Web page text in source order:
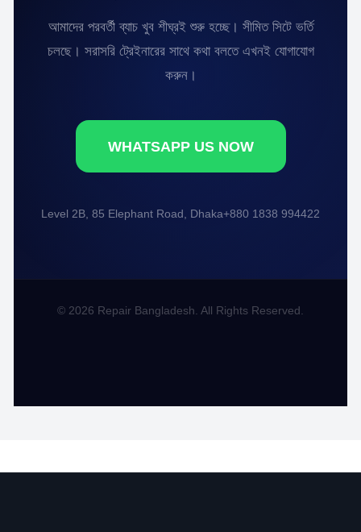
আমাদের পরবর্তী ব্যাচ খুব শীঘ্রই শুরু হচ্ছে। সীমিত সিটে ভর্তি
চলছে। সরাসরি ট্রেইনারের সাথে কথা বলতে এখনই যোগাযোগ
করুন।
WHATSAPP US NOW
Level 2B, 85 Elephant Road, Dhaka+880 1838 994422
© 2026 Repair Bangladesh. All Rights Reserved.